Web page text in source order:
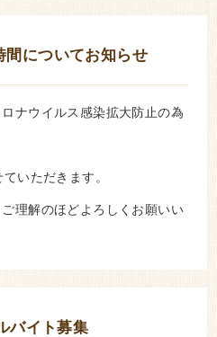
についてお知らせ
ナウイルス感染拡大防止の為
いただきます。
理解のほどよろしくお願いい
バイト募集